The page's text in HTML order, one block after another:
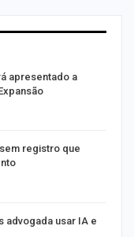
apresentado a
registro que
advogada usar IA e